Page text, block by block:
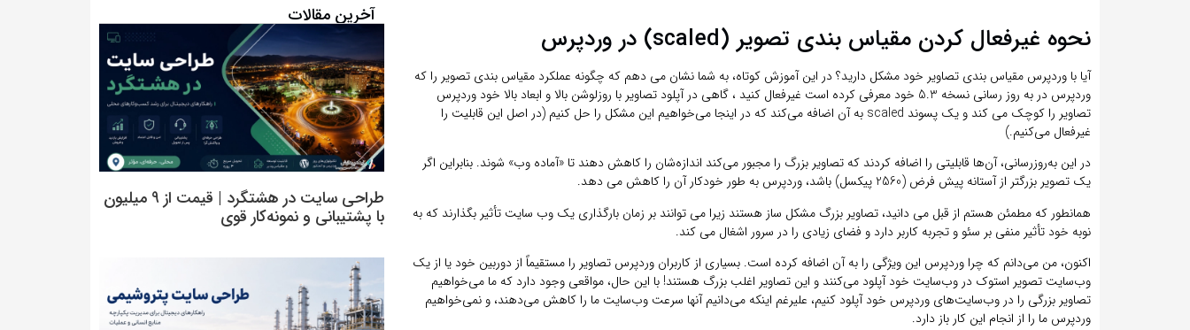
نحوه غیرفعال کردن مقیاس بندی تصویر (scaled) در وردپرس
آیا با وردپرس مقیاس بندی تصاویر خود مشکل دارید؟ در این آموزش کوتاه، به شما نشان می دهم که چگونه عملکرد مقیاس بندی تصویر را که
وردپرس در به روز رسانی نسخه 5.3 خود معرفی کرده است غیرفعال کنید ، گاهی در آپلود تصاویر با روزلوشن بالا و ابعاد بالا خود وردپرس
تصاویر را کوچک می کند و یک پسوند scaled به آن اضافه می‌کند که در اینجا می‌خواهیم این مشکل را حل کنیم (در اصل این قابلیت را
غیرفعال می‌کنیم.)
در این به‌روزرسانی، آن‌ها قابلیتی را اضافه کردند که تصاویر بزرگ را مجبور می‌کند اندازه‌شان را کاهش دهند تا «آماده وب» شوند. بنابراین اگر
یک تصویر بزرگتر از آستانه پیش فرض (2560 پیکسل) باشد، وردپرس به طور خودکار آن را کاهش می دهد.
همانطور که مطمئن هستم از قبل می دانید، تصاویر بزرگ مشکل ساز هستند زیرا می توانند بر زمان بارگذاری یک وب سایت تأثیر بگذارند که به
نوبه خود تأثیر منفی بر سئو و تجربه کاربر دارد و فضای زیادی را در سرور اشغال می کند.
اکنون، من می‌دانم که چرا وردپرس این ویژگی را به آن اضافه کرده است. بسیاری از کاربران وردپرس تصاویر را مستقیماً از دوربین خود یا از یک
وب‌سایت تصویر استوک در وب‌سایت خود آپلود می‌کنند و این تصاویر اغلب بزرگ هستند! با این حال، مواقعی وجود دارد که ما می‌خواهیم
تصاویر بزرگی را در وب‌سایت‌های وردپرس خود آپلود کنیم، علیرغم اینکه می‌دانیم آنها سرعت وب‌سایت ما را کاهش می‌دهند، و نمی‌خواهیم
وردپرس ما را از انجام این کار باز دارد.
آخرین مقالات
طراحی سایت در هشتگرد | قیمت از 9 میلیون
با پشتیبانی و نمونه‌کار قوی